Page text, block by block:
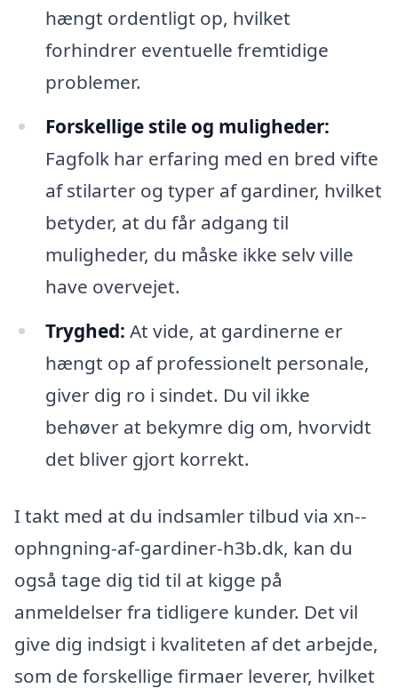
hængt ordentligt op, hvilket
forhindrer eventuelle fremtidige
problemer.
Forskellige stile og muligheder:
Fagfolk har erfaring med en bred vifte
af stilarter og typer af gardiner, hvilket
betyder, at du får adgang til
muligheder, du måske ikke selv ville
have overvejet.
Tryghed: At vide, at gardinerne er
hængt op af professionelt personale,
giver dig ro i sindet. Du vil ikke
behøver at bekymre dig om, hvorvidt
det bliver gjort korrekt.
I takt med at du indsamler tilbud via xn--
ophngning-af-gardiner-h3b.dk, kan du
også tage dig tid til at kigge på
anmeldelser fra tidligere kunder. Det vil
give dig indsigt i kvaliteten af det arbejde,
som de forskellige firmaer leverer, hvilket